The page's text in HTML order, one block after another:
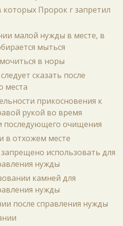
которых Пророк r запретил
малой нужды в месте, в
мыться
в норы
сказать после
места
прикосновения к
рукой во время
последующего очищения
в отхожем месте
использовать для
нужды
камней для
нужды
после справления нужды